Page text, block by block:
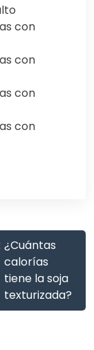
con
con
con
con
¿Cuántas
calorías
tiene la soja
texturizada?